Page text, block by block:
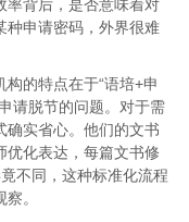
率背后，是否意味着对
种申请密码，外界很难
构的特点在于“语培+申
请脱节的问题。对于需
确实省心。他们的文书
优化表达，每篇文书修
不同，这种标准化流程
。